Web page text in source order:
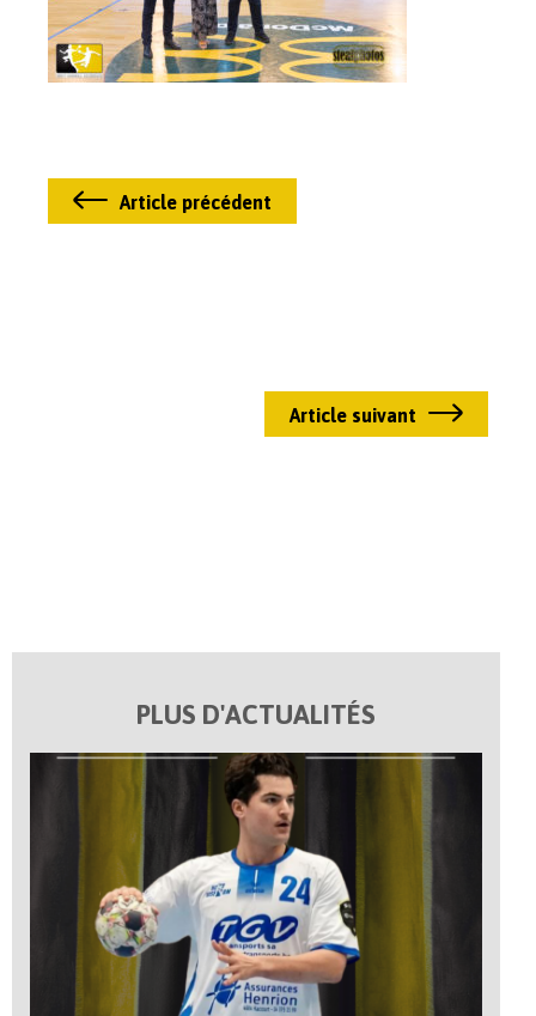
Article précédent
Article suivant
PLUS D'ACTUALITÉS